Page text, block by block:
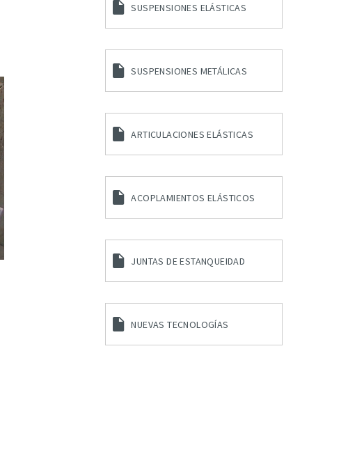
SUSPENSIONES ELÁSTICAS
SUSPENSIONES METÁLICAS
ARTICULACIONES ELÁSTICAS
ACOPLAMIENTOS ELÁSTICOS
JUNTAS DE ESTANQUEIDAD
NUEVAS TECNOLOGÍAS